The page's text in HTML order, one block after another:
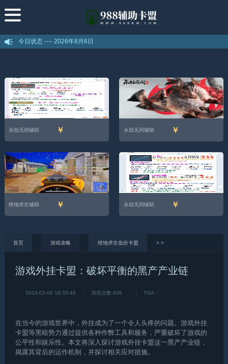
今日状态 ----2026年8月6日
永劫无间辅助 ￥ 永劫无间辅助 ￥
绝地求生辅助 ￥ 永劫无间辅助 ￥
首页 >
游戏攻略 >
绝地求生低价卡盟
游戏外挂卡盟：破坏平衡的黑产产业链
· 2024-03-06 18:35:49 浏览次数:836 TGA：
在当今的游戏世界中，外挂成为了一个令人头疼的问题。游戏外挂
卡盟等黑暗势力通过提供各种作弊工具和服务，严重破坏了游戏的
公平性和娱乐性。本文将深入探讨游戏外挂卡盟这一黑产产业链，
揭露其背后的运作机制，并探讨相关应对措施。